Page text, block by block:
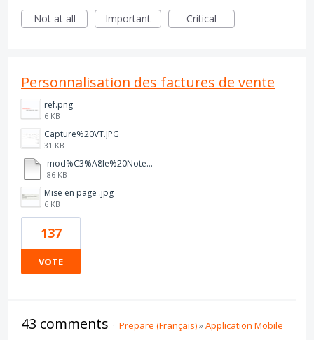
Not at all
Important Critical
Personnalisation des factures de vente
ref.png
6 KB
Capture%20VT.JPG
31 KB
mod%C3%A8le%20Note%20D%20Auteur%20%202026%20vierge.pdf
86 KB
Mise en page .jpg
6 KB
137
VOTE
43 comments · Prepare (Français)»Application Mobile